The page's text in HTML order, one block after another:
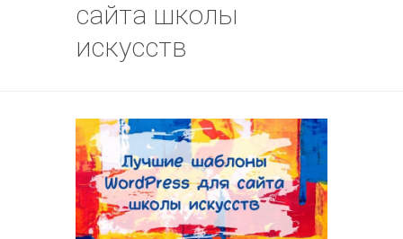
сайта школы
искусств